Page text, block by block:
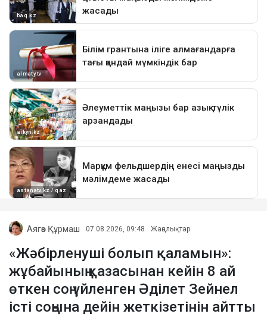
Аягөз Құрмаш 07.08.2026, 09:48 Жаңалықтар
«Жәбірленуші болып қаламын»:
жұбайының қазасынан кейін 8 ай
өткен соң үйленген Әділет Зейнел
істі соңына дейін жеткізетінін айтты